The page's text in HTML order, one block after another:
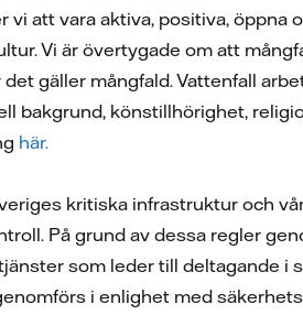
vi att vara aktiva, positiva,
Vi är övertygade om att
gäller mångfald. Vattenfall
bakgrund, könstillhörighet,
här.
kritiska infrastruktur och
På grund av dessa regler
som leder till deltagande
i enlighet med